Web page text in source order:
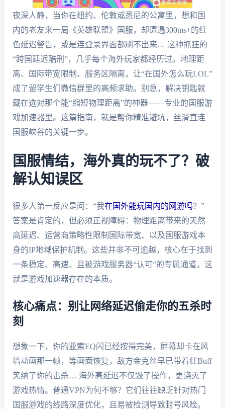
夜深人静，当你在纽约、伦敦或悉尼的公寓里，想和国
内的老友来一局《英雄联盟》国服，却遭遇300ms+的红
色延迟警告，或是连登录界面都刷不出来… 这种抓狂的
“跨国延迟酷刑”，几乎每个海外玩家都经历过。地理距
离、国际带宽限制、服务区隔离，让“在国外怎么玩LOL”
成了留学生们微信群里的高频求助。别急，解决钥匙就
藏在选对那个能“缩短物理距离”的神器——专业的国服游
戏加速器里。这篇指南，就是帮你精准避坑，丝滑直连
国服峡谷的关键一步。
国服情结，海外真的玩不了？破
解认知误区
很多人第一反应是问：“我在国外能玩国内的网游吗？”
答案是肯定的，但必须正视障碍：物理距离带来的天然
高延迟、运营商策略性限制国际带宽、以及国服游戏本
身的IP地域保护机制。这些并非不可逾越，核心在于找到
一条稳定、高速、且被游戏服务器“认可”的专属通道，这
就是游戏加速器存在的本质。
核心痛点：别让网络延迟偷走你的五杀时
刻
想象一下，你的亚索EQ闪已经按得完美，屏幕却卡在风
墙动画那一帧，等画面恢复，敌方金克丝早已带着红Buff
笑纳了你的击杀… 海外高延迟不仅毁了操作，更浇灭了
游戏热情。普通VPN为何不够？它们往往缺乏针对热门
国服游戏的线路深度优化，且易被检测导致封号风险。